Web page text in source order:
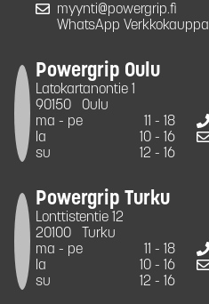
myynti@powergrip.fi
WhatsApp Verkkokauppa
Powergrip Oulu
Latokartanontie 1
90150
Oulu
ma - pe
11 - 18
la
10 - 16
su
12 - 16
Powergrip Turku
Lonttistentie 12
20100
Turku
ma - pe
11 - 18
la
10 - 16
su
12 - 16